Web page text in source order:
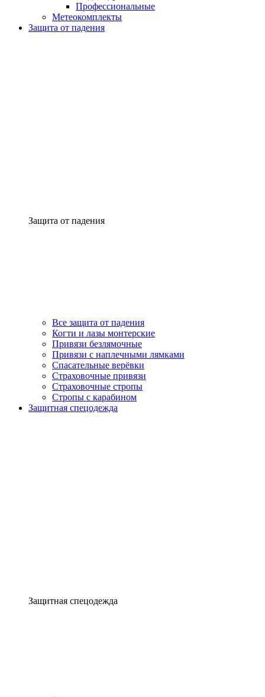
Профессиональные
Метеокомплекты
Защита от падения
Защита от падения
Все защита от падения
Когти и лазы монтерские
Привязи безлямочные
Привязи с наплечными лямками
Спасательные верёвки
Страховочные привязи
Страховочные стропы
Стропы с карабином
Защитная спецодежда
Защитная спецодежда